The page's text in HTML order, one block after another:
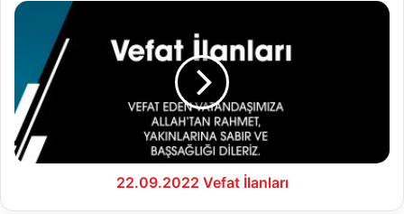
22.09.2022
22.09.2022 Vefat İlanları